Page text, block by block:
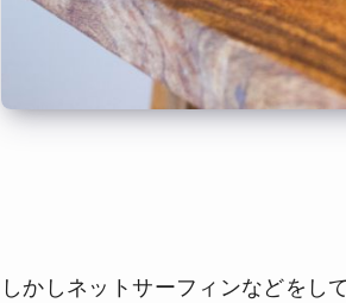
しかしネットサーフィンなどをし